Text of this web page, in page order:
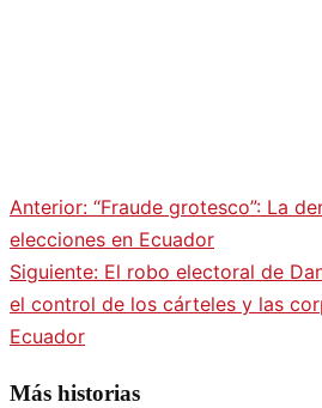
Navegación
de
entradas
Anterior: “Fraude grotesco”: La
elecciones en Ecuador
Siguiente: El robo electoral de
el control de los cárteles y las
Ecuador
Más historias